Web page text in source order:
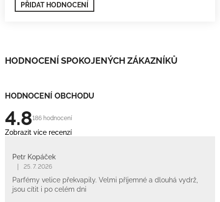
PŘIDAT HODNOCENÍ
HODNOCENÍ SPOKOJENÝCH ZÁKAZNÍKŮ
HODNOCENÍ OBCHODU
4.8186 hodnocení
Zobrazit více recenzí
Petr Kopáček
25. 7. 2026
Parfémy velice překvapily. Velmi příjemné a dlouhá vydrž,
jsou cítit i po celém dni